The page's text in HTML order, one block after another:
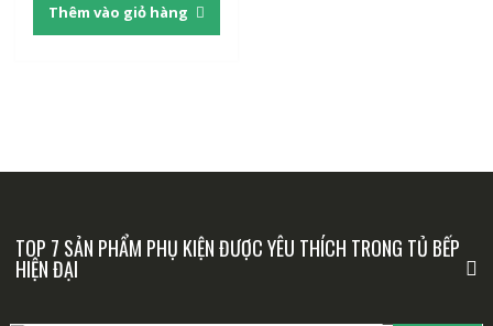
Thêm vào giỏ hàng
TOP 7 SẢN PHẨM PHỤ KIỆN ĐƯỢC YÊU THÍCH TRONG TỦ BẾP
HIỆN ĐẠI